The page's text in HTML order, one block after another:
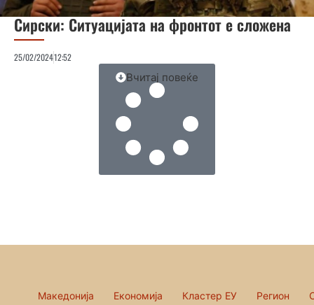
Сирски: Ситуацијата на фронтот е сложена
25/02/202412:52
Вчитај повеќе
Македонија Економија Кластер ЕУ Регион